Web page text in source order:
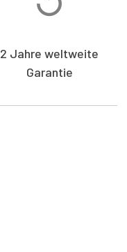
2 Jahre weltweite
Garantie